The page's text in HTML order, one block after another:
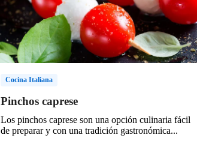
Cocina Italiana
Pinchos caprese
Los pinchos caprese son una opción culinaria fácil
de preparar y con una tradición gastronómica...